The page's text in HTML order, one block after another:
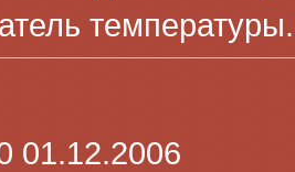
температуры.
01.12.2006